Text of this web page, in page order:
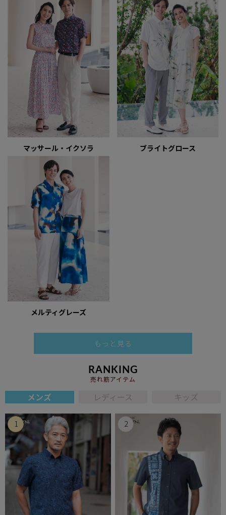
マッサール・イクソラ ブライトグロース
メルティグレーズ
もっと見る
RANKING
売れ筋アイテム
メンズ レディース キッズ